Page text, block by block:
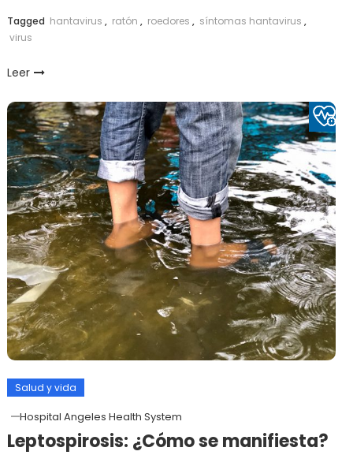
Link
Tagged hantavirus , ratón , roedores , síntomas hantavirus ,
virus
Leer
Salud y vida
Hospital Angeles Health System
Leptospirosis: ¿Cómo se manifiesta?